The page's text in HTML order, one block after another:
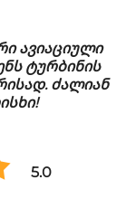
აღებს